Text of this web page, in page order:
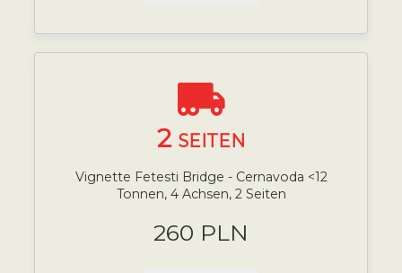
2 SEITEN
Vignette Fetesti Bridge - Cernavoda <12
Tonnen, 4 Achsen, 2 Seiten
260 PLN